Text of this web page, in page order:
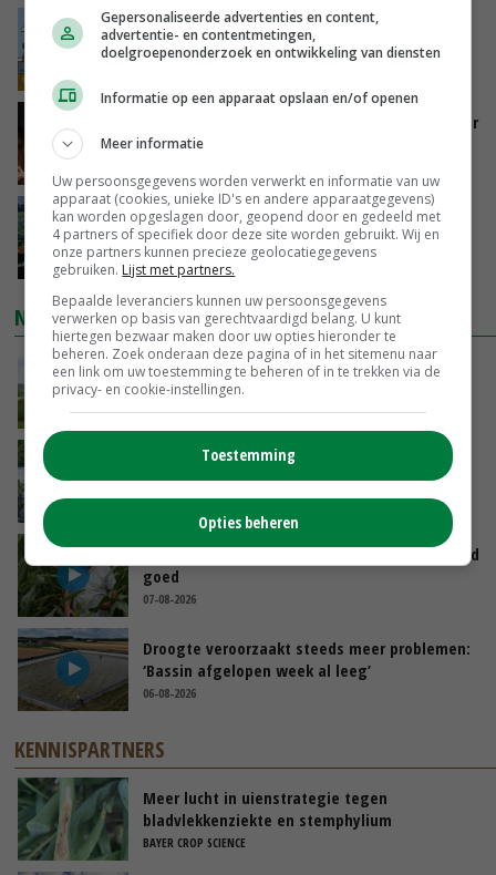
Internationale vraag naar geitenzuivel blijft
groot: Nederland in Europese top
Vlaamse varkensstapel krimpt, pluimveesector
groeit door schaalvergroting
‘Cijfer jezelf niet weg en doe vooral ook waar
je gelukkig van wordt’
GISTEREN, 13:31
NIEUWSTE VIDEO'S
POAH!: John Deere 7730
GISTEREN, 10:00
Oekraïne-vlogger Kees Huizinga: ‘Bezoek van
de ambassade mag zelf groente plukken’
Limburgse mais van Frijns doet het verrassend
goed
07-08-2026
Droogte veroorzaakt steeds meer problemen:
‘Bassin afgelopen week al leeg’
06-08-2026
KENNISPARTNERS
Meer lucht in uienstrategie tegen
bladvlekkenziekte en stemphylium
BAYER CROP SCIENCE
Gepersonaliseerde advertenties en content,
advertentie- en contentmetingen,
doelgroepenonderzoek en ontwikkeling van diensten
Informatie op een apparaat opslaan en/of openen
Meer informatie
Uw persoonsgegevens worden verwerkt en informatie van uw
apparaat (cookies, unieke ID's en andere apparaatgegevens)
kan worden opgeslagen door, geopend door en gedeeld met
4 partners of specifiek door deze site worden gebruikt. Wij en
onze partners kunnen precieze geolocatiegegevens
gebruiken. Lijst met partners.
Bepaalde leveranciers kunnen uw persoonsgegevens
verwerken op basis van gerechtvaardigd belang. U kunt
hiertegen bezwaar maken door uw opties hieronder te
beheren. Zoek onderaan deze pagina of in het sitemenu naar
een link om uw toestemming te beheren of in te trekken via de
privacy- en cookie-instellingen.
Toestemming
Opties beheren